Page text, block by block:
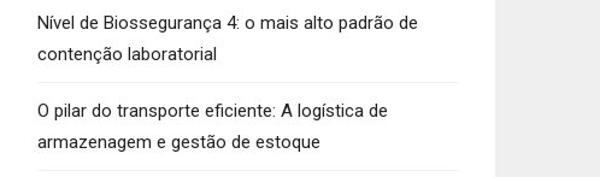
Nível de Biossegurança 4: o mais alto padrão de
contenção laboratorial
O pilar do transporte eficiente: A logística de
armazenagem e gestão de estoque